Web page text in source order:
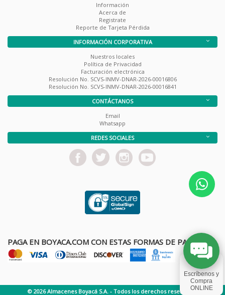
Información
Acerca de
Registrate
Reporte de Tarjeta Pérdida
INFORMACIÓN CORPORATIVA
Nuestros locales
Política de Privacidad
Facturación electrónica
Resolución No. SCVS-INMV-DNAR-2026-00016806
Resolución No. SCVS-INMV-DNAR-2026-00016841
CONTÁCTANOS
Email
Whatsapp
REDES SOCIALES
PAGA EN BOYACA.COM CON ESTAS FORMAS DE PAGO
© 2026 Almacenes Boyacá S.A. - Todos los derechos reservados